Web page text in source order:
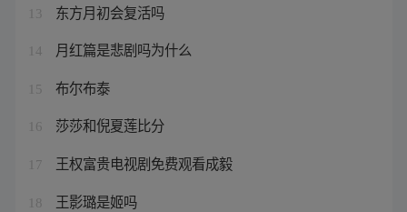
13 东方月初会复活吗
14 月红篇是悲剧吗为什么
15 布尔布泰
16 莎莎和倪夏莲比分
17 王权富贵电视剧免费观看成毅
18 王影璐是姬吗